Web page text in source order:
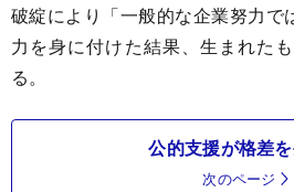
破綻により「一般的な企業努力で
力を身に付けた結果、生まれた
る。
公的支援が格差
次のページ